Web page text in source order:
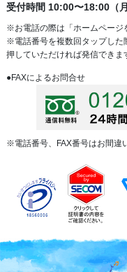
受付時間 10:00〜18:00（
※お電話の際は「ホームページ
※電話番号を複数回タップした
押していただければ発信できま
●FAXによるお問合せ
※電話番号、FAX番号はお間違